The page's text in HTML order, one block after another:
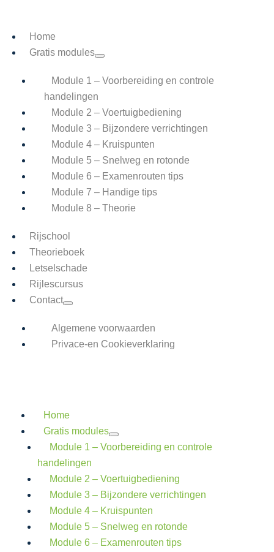
Home
Gratis modules
Module 1 – Voorbereiding en controle
handelingen
Module 2 – Voertuigbediening
Module 3 – Bijzondere verrichtingen
Module 4 – Kruispunten
Module 5 – Snelweg en rotonde
Module 6 – Examenrouten tips
Module 7 – Handige tips
Module 8 – Theorie
Rijschool
Theorieboek
Letselschade
Rijlescursus
Contact
Algemene voorwaarden
Privace-en Cookieverklaring
Home
Gratis modules
Module 1 – Voorbereiding en controle
handelingen
Module 2 – Voertuigbediening
Module 3 – Bijzondere verrichtingen
Module 4 – Kruispunten
Module 5 – Snelweg en rotonde
Module 6 – Examenrouten tips